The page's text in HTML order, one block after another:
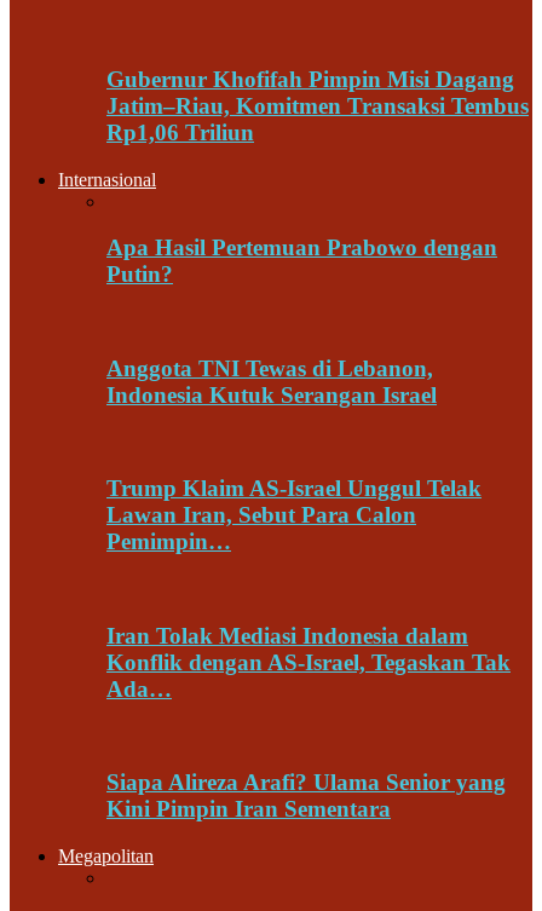
Gubernur Khofifah Pimpin Misi Dagang
Jatim–Riau, Komitmen Transaksi Tembus
Rp1,06 Triliun
Internasional
Apa Hasil Pertemuan Prabowo dengan
Putin?
Anggota TNI Tewas di Lebanon,
Indonesia Kutuk Serangan Israel
Trump Klaim AS-Israel Unggul Telak
Lawan Iran, Sebut Para Calon
Pemimpin…
Iran Tolak Mediasi Indonesia dalam
Konflik dengan AS-Israel, Tegaskan Tak
Ada…
Siapa Alireza Arafi? Ulama Senior yang
Kini Pimpin Iran Sementara
Megapolitan